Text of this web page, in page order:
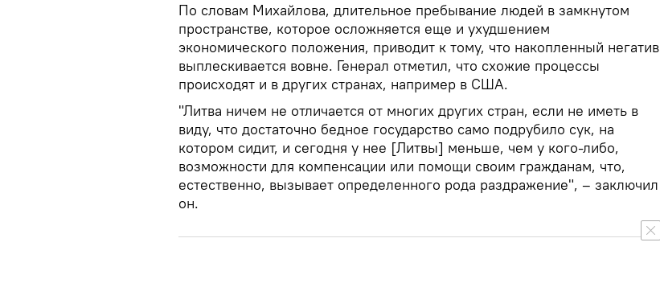
По словам Михайлова, длительное пребывание людей в замкнутом
пространстве, которое осложняется еще и ухудшением
экономического положения, приводит к тому, что накопленный негатив
выплескивается вовне. Генерал отметил, что схожие процессы
происходят и в других странах, например в США.
"Литва ничем не отличается от многих других стран, если не иметь в
виду, что достаточно бедное государство само подрубило сук, на
котором сидит, и сегодня у нее [Литвы] меньше, чем у кого-либо,
возможности для компенсации или помощи своим гражданам, что,
естественно, вызывает определенного рода раздражение", – заключил
он.